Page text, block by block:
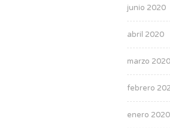
junio 2020
abril 2020
marzo 2020
febrero
enero 2020